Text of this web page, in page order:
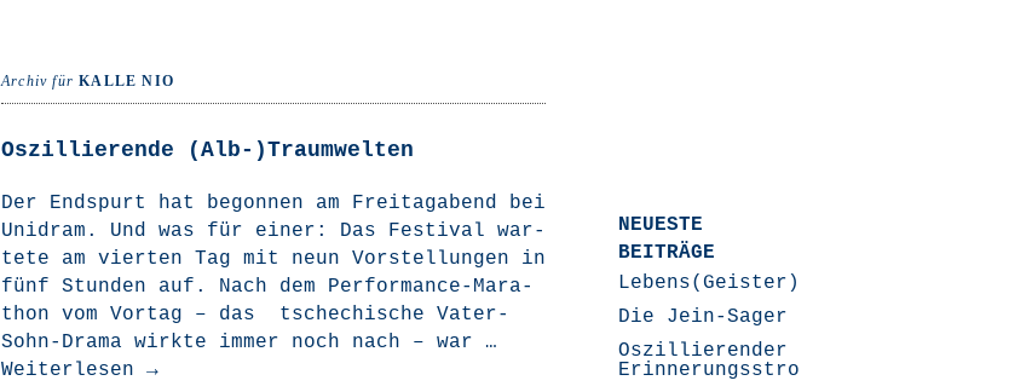
Archiv fürKALLE NIO
Oszillierende (Alb-)Traumwelten
Der End­spurt hat begon­nen am Frei­tag­abend bei
Uni­dram. Und was für einer: Das Fes­ti­val war­
te­te am vier­ten Tag mit neun Vor­stel­lun­gen in
fünf Stun­den auf. Nach dem Per­­for­­mance-Mara­­
thon vom Vor­tag – das tsche­chi­sche Vater-
Sohn-Dra­­ma wirk­te immer noch nach – war …
Wei­ter­le­sen →
NEUESTE
BEITRÄGE
Lebens(Geister)Geschichten
Die Jein-Sager
Oszillierender
Erinnerungsstrom